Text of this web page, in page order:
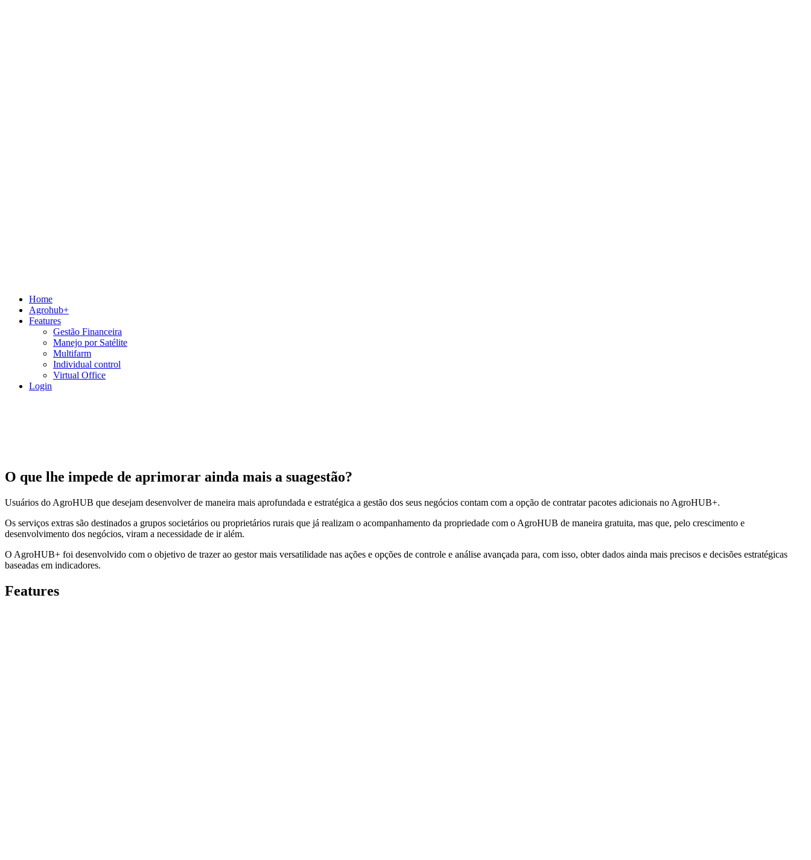
Home
Agrohub+
Features
Gestão Financeira
Manejo por Satélite
Multifarm
Individual control
Virtual Office
Login
O que lhe impede de aprimorar ainda mais a suagestão?
Usuários do AgroHUB que desejam desenvolver de maneira mais aprofundada e estratégica a gestão dos seus negócios contam com a opção de contratar pacotes adicionais no AgroHUB+.
Os serviços extras são destinados a grupos societários ou proprietários rurais que já realizam o acompanhamento da propriedade com o AgroHUB de maneira gratuita, mas que, pelo crescimento e
desenvolvimento dos negócios, viram a necessidade de ir além.
O AgroHUB+ foi desenvolvido com o objetivo de trazer ao gestor mais versatilidade nas ações e opções de controle e análise avançada para, com isso, obter dados ainda mais precisos e decisões estratégicas
baseadas em indicadores.
Features